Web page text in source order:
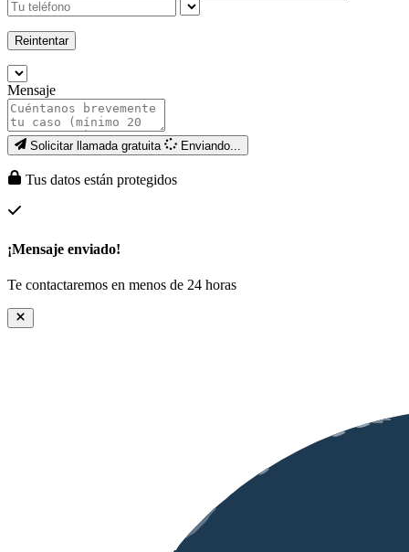
Reintentar
Mensaje
Solicitar llamada gratuita Enviando...
Tus datos están protegidos
¡Mensaje enviado!
Te contactaremos en menos de 24 horas